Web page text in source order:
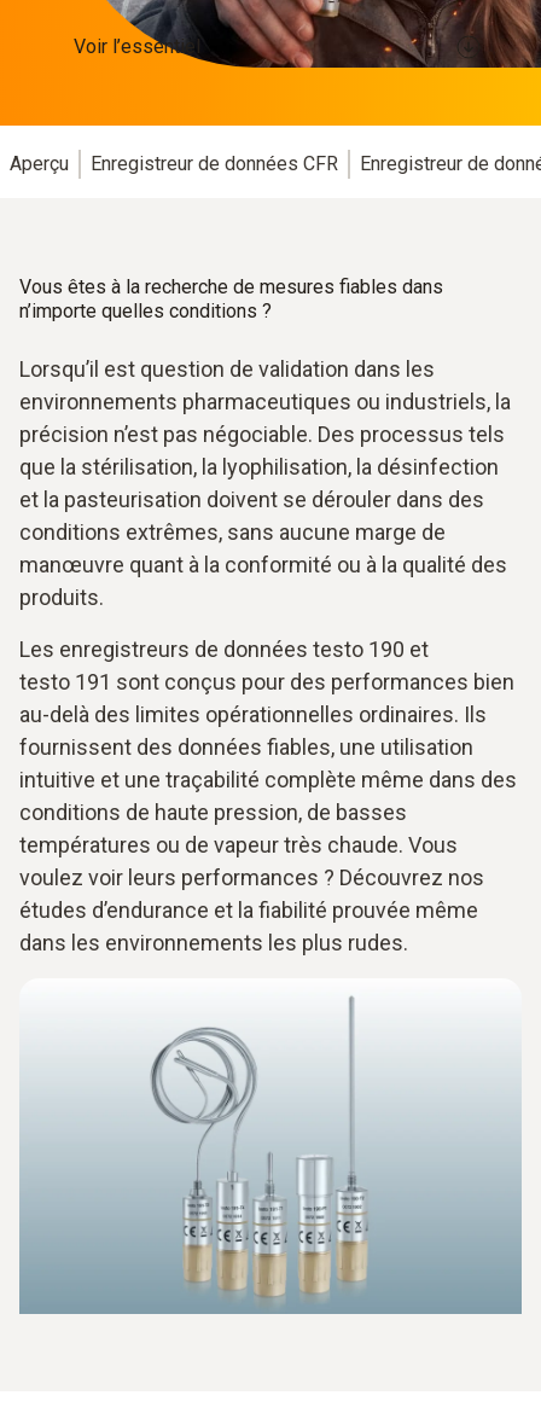
Voir l’essentiel
Aperçu Enregistreur de données CFR Enregistreur de
Vous êtes à la recherche de mesures fiables dans
n’importe quelles conditions ?
Lorsqu’il est question de validation dans les
environnements pharmaceutiques ou industriels, la
précision n’est pas négociable. Des processus tels
que la stérilisation, la lyophilisation, la désinfection
et la pasteurisation doivent se dérouler dans des
conditions extrêmes, sans aucune marge de
manœuvre quant à la conformité ou à la qualité des
produits.
Les enregistreurs de données testo 190 et
testo 191 sont conçus pour des performances bien
au-delà des limites opérationnelles ordinaires. Ils
fournissent des données fiables, une utilisation
intuitive et une traçabilité complète même dans des
conditions de haute pression, de basses
températures ou de vapeur très chaude. Vous
voulez voir leurs performances ? Découvrez nos
études d’endurance et la fiabilité prouvée même
dans les environnements les plus rudes.